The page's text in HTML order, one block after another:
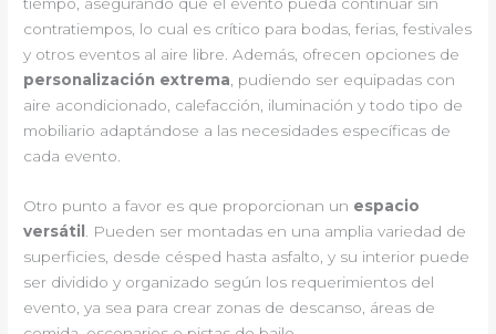
contratiempos, lo cual es crítico para bodas, ferias, festivales
y otros eventos al aire libre. Además, ofrecen opciones de
personalización extrema , pudiendo ser equipadas con
aire acondicionado, calefacción, iluminación y todo tipo de
mobiliario adaptándose a las necesidades específicas de
cada evento.
Otro punto a favor es que proporcionan un espacio
versátil
. Pueden ser montadas en una amplia variedad de
superficies, desde césped hasta asfalto, y su interior puede
ser dividido y organizado según los requerimientos del
evento, ya sea para crear zonas de descanso, áreas de